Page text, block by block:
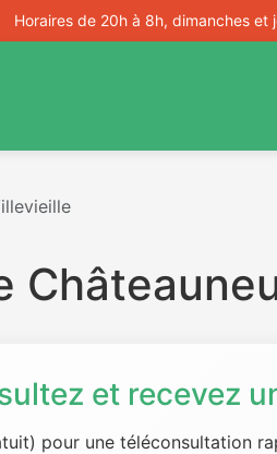
Horaires de 20h à 8h, dimanches et
et recevez
pour une téléconsultation